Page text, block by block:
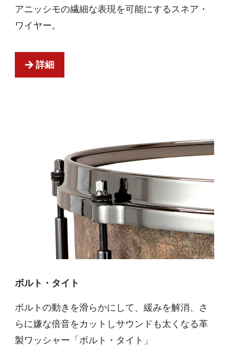
アニッシモの繊細な表現を可能にするスネア・
ワイヤー。
詳細
ボルト・タイト
ボルトの動きを滑らかにして、緩みを解消、さ
らに嫌な倍音をカットしサウンドも太くなる革
製ワッシャー「ボルト・タイト」